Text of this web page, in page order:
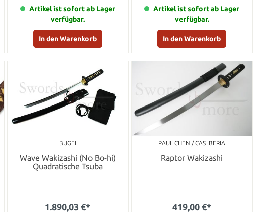
Artikel ist sofort ab Lager
verfügbar.
In den Warenkorb
Artikel ist sofort ab Lager
verfügbar.
In den Warenkorb
BUGEI
Wave Wakizashi (No Bo-hi)
Quadratische Tsuba
1.890,03 €*
PAUL CHEN / CAS IBERIA
Raptor Wakizashi
419,00 €*